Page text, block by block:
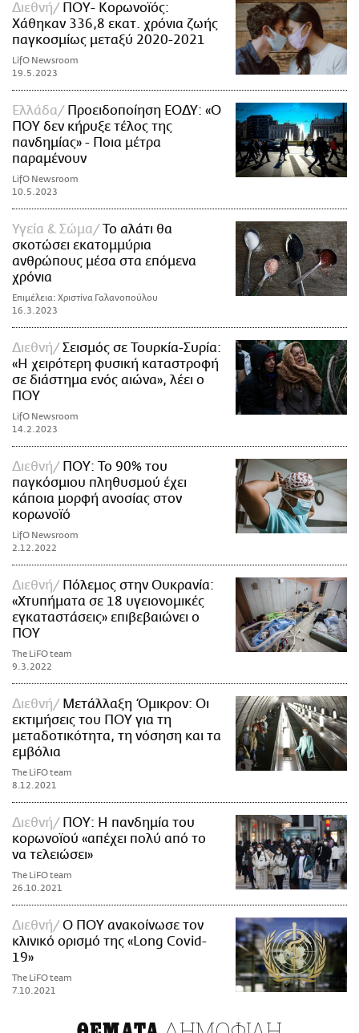
Διεθνή
ΠΟΥ- Κορωνοϊός:
Χάθηκαν 336,8 εκατ. χρόνια ζωής
παγκοσμίως μεταξύ 2020-2021
LifO Newsroom
19.5.2023
Ελλάδα
Προειδοποίηση ΕΟΔΥ: «Ο
ΠΟΥ δεν κήρυξε τέλος της
πανδημίας» - Ποια μέτρα
παραμένουν
LifO Newsroom
10.5.2023
Υγεία & Σώμα
Το αλάτι θα
σκοτώσει εκατομμύρια
ανθρώπους μέσα στα επόμενα
χρόνια
Επιμέλεια: Χριστίνα Γαλανοπούλου
16.3.2023
Διεθνή
Σεισμός σε Τουρκία-Συρία:
«Η χειρότερη φυσική καταστροφή
σε διάστημα ενός αιώνα», λέει ο
ΠΟΥ
LifO Newsroom
14.2.2023
Διεθνή
ΠΟΥ: Το 90% του
παγκόσμιου πληθυσμού έχει
κάποια μορφή ανοσίας στον
κορωνοϊό
LifO Newsroom
2.12.2022
Διεθνή
Πόλεμος στην Ουκρανία:
«Χτυπήματα σε 18 υγειονομικές
εγκαταστάσεις» επιβεβαιώνει ο
ΠΟΥ
The LiFO team
9.3.2022
Διεθνή
Μετάλλαξη Όμικρον: Οι
εκτιμήσεις του ΠΟΥ για τη
μεταδοτικότητα, τη νόσηση και τα
εμβόλια
The LiFO team
8.12.2021
Διεθνή
ΠΟΥ: Η πανδημία του
κορωνοϊού «απέχει πολύ από το
να τελειώσει»
The LiFO team
26.10.2021
Διεθνή
Ο ΠΟΥ ανακοίνωσε τον
κλινικό ορισμό της «Long Covid-
19»
The LiFO team
7.10.2021